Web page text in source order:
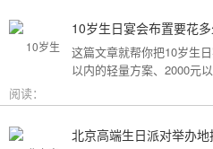
这篇文章就帮你把10岁生
以内的轻量方案、2000元
阅读：